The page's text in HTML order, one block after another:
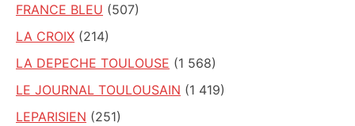
FRANCE BLEU (507)
LA CROIX (214)
LA DEPECHE TOULOUSE (1 568)
LE JOURNAL TOULOUSAIN (1 419)
LEPARISIEN (251)